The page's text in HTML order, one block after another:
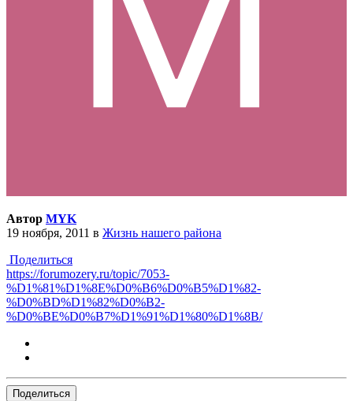
Автор MYK
19 ноября, 2011 в Жизнь нашего района
Поделиться
https://forumozery.ru/topic/7053-
%D1%81%D1%8E%D0%B6%D0%B5%D1%82-
%D0%BD%D1%82%D0%B2-
%D0%BE%D0%B7%D1%91%D1%80%D1%8B/
Поделиться